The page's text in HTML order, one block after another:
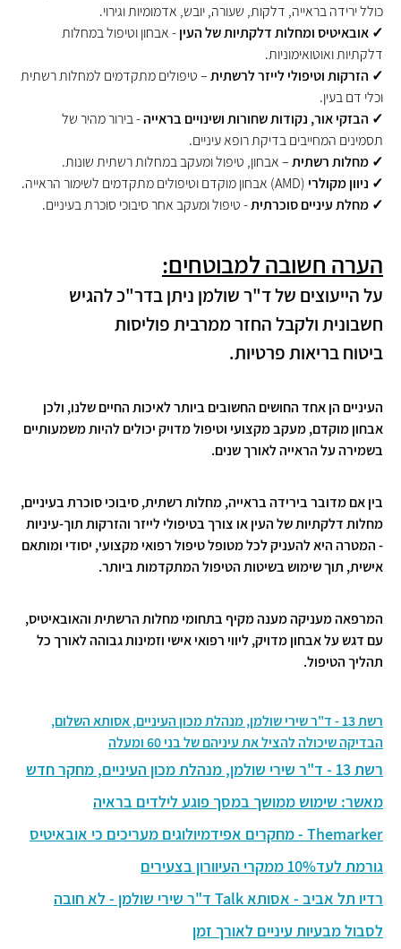
כולל ירידה בראייה, דלקות, שעורה, יובש, אדמומיות וגירוי.
✓ אובאיטיס ומחלות דלקתיות של העין- אבחון וטיפול במחלות
דלקתיות ואוטואימוניות.
✓ הזרקות וטיפולי לייזר לרשתית– טיפולים מתקדמים למחלות רשתית
וכלי דם בעין.
✓ הבזקי אור, נקודות שחורות ושינויים בראייה- בירור מהיר של
תסמינים המחייבים בדיקת רופא עיניים.
✓ מחלות רשתית– אבחון, טיפול ומעקב במחלות רשתית שונות.
✓ ניוון מקולרי (AMD) אבחון מוקדם וטיפולים מתקדמים לשימור הראייה.
✓ מחלת עיניים סוכרתית- טיפול ומעקב אחר סיבוכי סוכרת בעיניים.
הערה חשובה למבוטחים:
על הייעוצים של ד"ר שולמן ניתן בדר"כ להגיש
חשבונית ולקבל החזר ממרבית פוליסות
ביטוח בריאות פרטיות.
העיניים הן אחד החושים החשובים ביותר לאיכות החיים שלנו, ולכן
אבחון מוקדם, מעקב מקצועי וטיפול מדויק יכולים להיות משמעותיים
בשמירה על הראייה לאורך שנים.
בין אם מדובר בירידה בראייה, מחלות רשתית, סיבוכי סוכרת בעיניים,
מחלות דלקתיות של העין או צורך בטיפולי לייזר והזרקות תוך-עיניות
- המטרה היא להעניק לכל מטופל טיפול רפואי מקצועי, יסודי ומותאם
אישית, תוך שימוש בשיטות הטיפול המתקדמות ביותר.
המרפאה מעניקה מענה מקיף בתחומי מחלות הרשתית והאובאיטיס,
עם דגש על אבחון מדויק, ליווי רפואי אישי וזמינות גבוהה לאורך כל
תהליך הטיפול.
רשת 13 - ד"ר שירי שולמן, מנהלת מכון העיניים, אסותא השלום,
הבדיקה שיכולה להציל את עיניהם של בני 60 ומעלה
רשת 13 - ד"ר שירי שולמן, מנהלת מכון העיניים, מחקר חדש
מאשר: שימוש ממושך במסך פוגע לילדים בראיה
Themarker - מחקרים אפידמיולוגים מעריכים כי אובאיטיס
גורמת לעד10% ממקרי העיוורון בצעירים
רדיו תל אביב - אסותא Talk ד"ר שירי שולמן - לא חובה
לסבול מבעיות עיניים לאורך זמן